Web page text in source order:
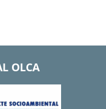
OLCA